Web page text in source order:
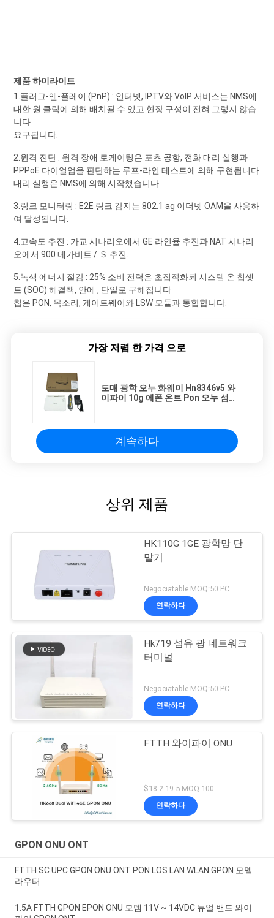
제품 하이라이트
1.플러그-앤-플레이 (PnP) : 인터넷, IPTV와 VoIP 서비스는 NMS에
대한 원 클릭에 의해 배치될 수 있고 현장 구성이 전혀 그렇지 않습
니다
요구됩니다.
2.원격 진단 : 원격 장애 로케이팅은 포츠 공항, 전화 대리 실행과
PPPoE 다이얼업을 판단하는 루프-라인 테스트에 의해 구현됩니다
대리 실행은 NMS에 의해 시작했습니다.
3.링크 모니터링 : E2E 링크 감지는 802.1 ag 이더넷 OAM을 사용하
여 달성됩니다.
4.고속도 추진 : 가교 시나리오에서 GE 라인율 추진과 NAT 시나리
오에서 900 메가비트 / Ｓ 추진.
5.녹색 에너지 절감 : 25% 소비 전력은 초집적화되 시스템 온 칩셋
트 (SOC) 해결책, 안에 , 단일로 구해집니다
칩은 PON, 목소리, 게이트웨이와 LSW 모듈과 통합합니다.
가장 저렴 한 가격 으로
도매 광학 오누 화웨이 Hn8346v5 와
이파이 10g 에폰 온트 Pon 오누 섬유
계속하다
상위 제품
HK110G 1GE 광학망 단
말기
Negociatable MOQ:50 PC
연락하다
Hk719 섬유 광 네트워크
터미널
Negociatable MOQ:50 PC
연락하다
FTTH 와이파이 ONU
$18.2-19.5 MOQ:100
연락하다
GPON ONU ONT
FTTH SC UPC GPON ONU ONT PON LOS LAN WLAN GPON 모뎀
라우터
1.5A FTTH GPON EPON ONU 모뎀 11V ~ 14VDC 듀얼 밴드 와이